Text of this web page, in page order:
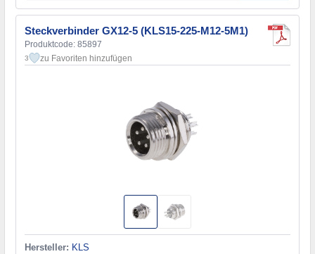
Steckverbinder GX12-5 (KLS15-225-M12-5M1)
Produktcode: 85897
3 zu Favoriten hinzufügen
Hersteller: KLS